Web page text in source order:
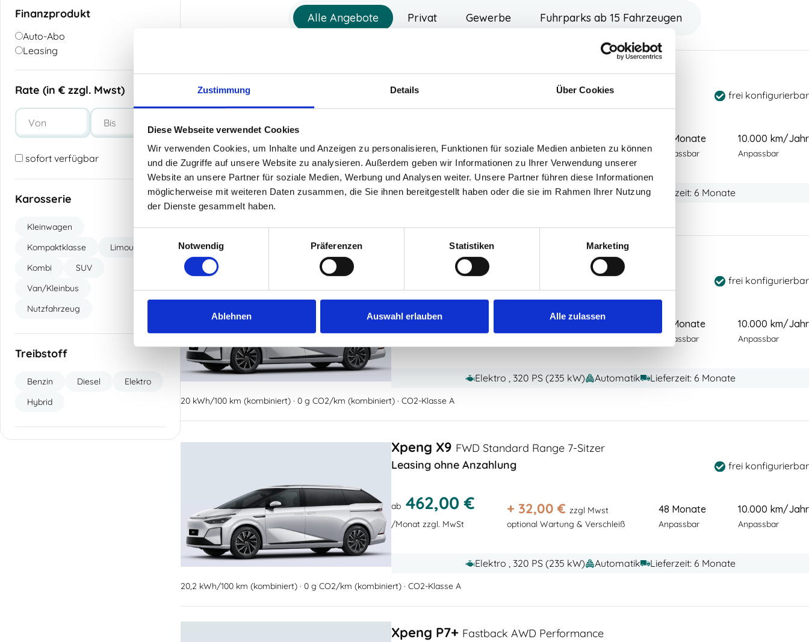
Zustimmung Details Über Cookies
Diese Webseite verwendet Cookies
Wir verwenden Cookies, um Inhalte und Anzeigen zu personalisieren, Funktionen für soziale Medien anbieten zu können
und die Zugriffe auf unsere Website zu analysieren. Außerdem geben wir Informationen zu Ihrer Verwendung unserer
Website an unsere Partner für soziale Medien, Werbung und Analysen weiter. Unsere Partner führen diese Informationen
möglicherweise mit weiteren Daten zusammen, die Sie ihnen bereitgestellt haben oder die sie im Rahmen Ihrer Nutzung
der Dienste gesammelt haben.
Notwendig
Präferenzen Statistiken Marketing
Ablehnen Auswahl erlauben Alle zulassen
Finanzprodukt
Auto-Abo
Leasing
Rate (in € zzgl. Mwst)
sofort verfügbar
Karosserie
Kleinwagen
Kompaktklasse
Limousine
Kombi
SUV
Van/Kleinbus
Nutzfahrzeug
Treibstoff
Benzin Diesel
Elektro
Hybrid
Alle Angebote Privat Gewerbe Fuhrparks ab 15 Fahrzeugen
Xpeng X9AWD Performance 7-Sitzer
Leasing ohne Anzahlung
frei konfigurierbar
/Monat zzgl. MwSt
optional Wartung & Verschleiß
48 Monate
Anpassbar
10.000 km/Jahr
Anpassbar
Elektro , 503 PS (370 kW) Automatik Lieferzeit: 6 Monate
Xpeng X9FWD Long Range 7-Sitzer
Leasing ohne Anzahlung
frei konfigurierbar
ab491,00 € 32,00€ 48 Monate
Anpassbar
10.000 km/Jahr
Anpassbar
Elektro , 320 PS (235 kW) Automatik Lieferzeit: 6 Monate
20 kWh/100 km (kombiniert) · 0 g CO2/km (kombiniert) · CO2-Klasse A
Xpeng X9 FWD Standard Range 7-Sitzer
Leasing ohne Anzahlung
frei konfigurierbar
ab 462,00 €
/Monat zzgl. MwSt
+ 32,00 € zzgl Mwst
optional Wartung & Verschleiß
48 Monate
Anpassbar
10.000 km/Jahr
Anpassbar
Elektro , 320 PS (235 kW) Automatik Lieferzeit: 6 Monate
20,2 kWh/100 km (kombiniert) · 0 g CO2/km (kombiniert) · CO2-Klasse A
Xpeng P7+ Fastback AWD Performance